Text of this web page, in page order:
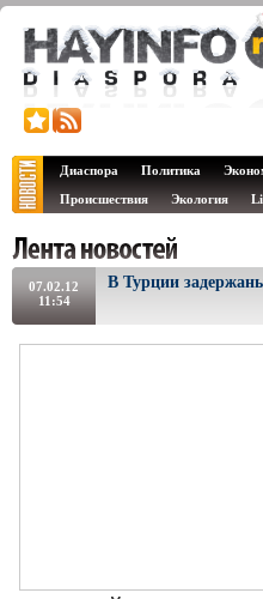
Диаспора Политика
Происшествия
Экология
07.02.12
11:54
В Турции